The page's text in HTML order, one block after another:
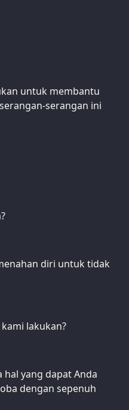
untuk membantu
serangan ini
diri untuk tidak
lakukan?
hal yang dapat Anda
dengan sepenuh